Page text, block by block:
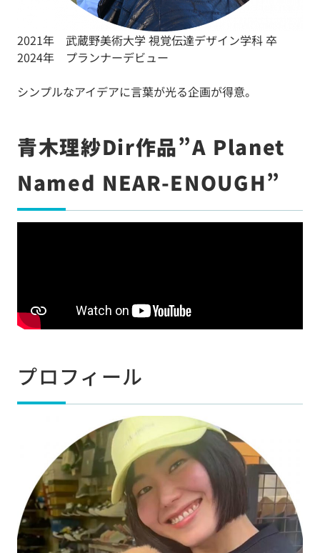
2021年 武蔵野美術大学 視覚伝達デザイン学科 卒
2024年 プランナーデビュー
シンプルなアイデアに言葉が光る企画が得意。
青木理紗Dir作品”A Planet
Named NEAR-ENOUGH”
プロフィール